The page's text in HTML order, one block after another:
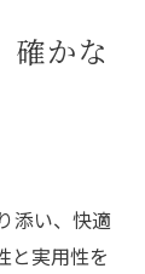
確かな
添い、快適
と実用性を